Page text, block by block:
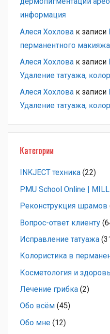
информация
Алеся Хохлова к записи
перманентного
Алеся Хохлова к записи
Удаление татуажа,
Алеся Хохлова к записи
Удаление татуажа,
Категории
INKJECT техника (22)
PMU School Online |
Pеконструкция шрамов
Вопрос-ответ клиенту
Исправление татуажа
Колористика в
Косметология и
Лечение грибка (2)
Обо всём (45)
Обо мне (12)